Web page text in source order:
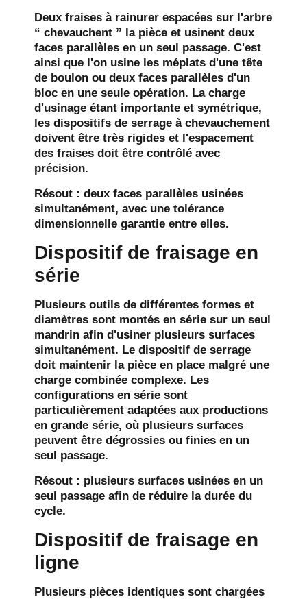
Deux fraises à rainurer espacées sur l'arbre
“ chevauchent ” la pièce et usinent deux
faces parallèles en un seul passage. C'est
ainsi que l'on usine les méplats d'une tête
de boulon ou deux faces parallèles d'un
bloc en une seule opération. La charge
d'usinage étant importante et symétrique,
les dispositifs de serrage à chevauchement
doivent être très rigides et l'espacement
des fraises doit être contrôlé avec
précision.
Résout : deux faces parallèles usinées
simultanément, avec une tolérance
dimensionnelle garantie entre elles.
Dispositif de fraisage en
série
Plusieurs outils de différentes formes et
diamètres sont montés en série sur un seul
mandrin afin d'usiner plusieurs surfaces
simultanément. Le dispositif de serrage
doit maintenir la pièce en place malgré une
charge combinée complexe. Les
configurations en série sont
particulièrement adaptées aux productions
en grande série, où plusieurs surfaces
peuvent être dégrossies ou finies en un
seul passage.
Résout : plusieurs surfaces usinées en un
seul passage afin de réduire la durée du
cycle.
Dispositif de fraisage en
ligne
Plusieurs pièces identiques sont chargées